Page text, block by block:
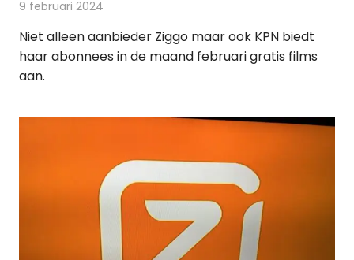
9 februari 2024
Niet alleen aanbieder Ziggo maar ook KPN biedt
haar abonnees in de maand februari gratis films
aan.